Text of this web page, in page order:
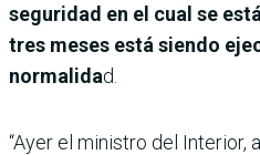
seguridad en el cual se
tres meses está siendo
normalidad.
“Ayer el ministro del Interior,